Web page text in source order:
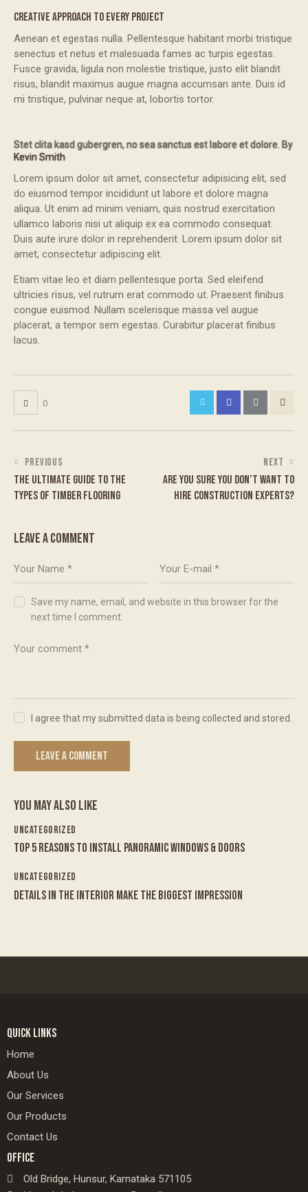
CREATIVE APPROACH TO EVERY PROJECT
Aenean et egestas nulla. Pellentesque habitant morbi tristique
senectus et netus et malesuada fames ac turpis egestas.
Fusce gravida, ligula non molestie tristique, justo elit blandit
risus, blandit maximus augue magna accumsan ante. Duis id
mi tristique, pulvinar neque at, lobortis tortor.
Stet clita kasd gubergren, no sea sanctus est labore et dolore. By
Kevin Smith
Lorem ipsum dolor sit amet, consectetur adipisicing elit, sed
do eiusmod tempor incididunt ut labore et dolore magna
aliqua. Ut enim ad minim veniam, quis nostrud exercitation
ullamco laboris nisi ut aliquip ex ea commodo consequat.
Duis aute irure dolor in reprehenderit. Lorem ipsum dolor sit
amet, consectetur adipiscing elit.
Etiam vitae leo et diam pellentesque porta. Sed eleifend
ultricies risus, vel rutrum erat commodo ut. Praesent finibus
congue euismod. Nullam scelerisque massa vel augue
placerat, a tempor sem egestas. Curabitur placerat finibus
lacus.
0
PREVIOUS
THE ULTIMATE GUIDE TO THE
TYPES OF TIMBER FLOORING
NEXT
ARE YOU SURE YOU DON’T WANT TO
HIRE CONSTRUCTION EXPERTS?
LEAVE A COMMENT
Save my name, email, and website in this browser for the
next time I comment.
I agree that my submitted data is being collected and stored.
YOU MAY ALSO LIKE
UNCATEGORIZED
TOP 5 REASONS TO INSTALL PANORAMIC WINDOWS & DOORS
UNCATEGORIZED
DETAILS IN THE INTERIOR MAKE THE BIGGEST IMPRESSION
QUICK LINKS
Home
About Us
Our Services
Our Products
Contact Us
OFFICE
Old Bridge, Hunsur, Karnataka 571105